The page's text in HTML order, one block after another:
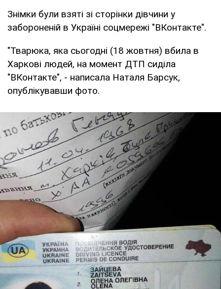
Знімки були взяті зі сторінки дівчини у
забороненій в Україні соцмережі "ВКонтакте".
"Тварюка, яка сьогодні (18 жовтня) вбила в
Харкові людей, на момент ДТП сиділа
"ВКонтакте", - написала Наталя Барсук,
опублікувавши фото.